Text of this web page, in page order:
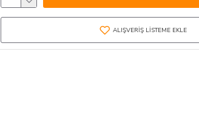
ALIŞVERIŞ LISTEME EKLE